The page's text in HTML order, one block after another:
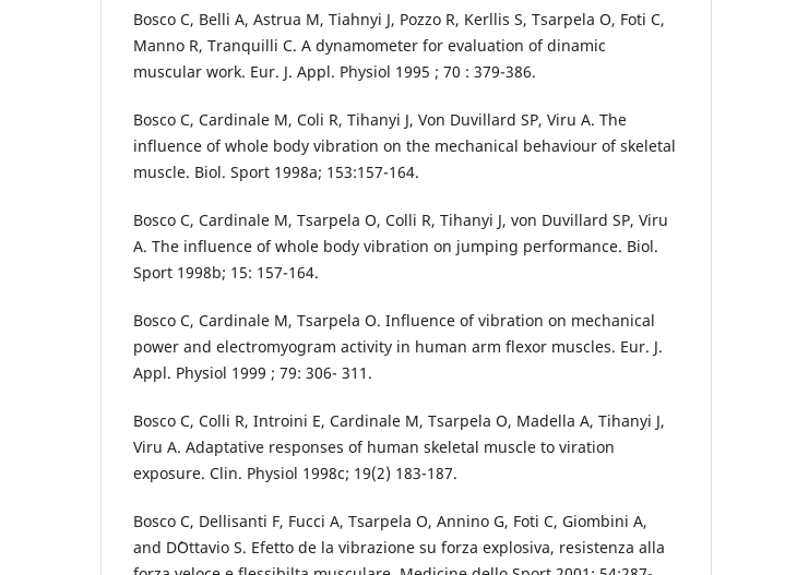
Bosco C, Belli A, Astrua M, Tiahnyi J, Pozzo R, Kerllis S, Tsarpela O, Foti C,
Manno R, Tranquilli C. A dynamometer for evaluation of dinamic
muscular work. Eur. J. Appl. Physiol 1995 ; 70 : 379-386.
Bosco C, Cardinale M, Coli R, Tihanyi J, Von Duvillard SP, Viru A. The
influence of whole body vibration on the mechanical behaviour of skeletal
muscle. Biol. Sport 1998a; 153:157-164.
Bosco C, Cardinale M, Tsarpela O, Colli R, Tihanyi J, von Duvillard SP, Viru
A. The influence of whole body vibration on jumping performance. Biol.
Sport 1998b; 15: 157-164.
Bosco C, Cardinale M, Tsarpela O. Influence of vibration on mechanical
power and electromyogram activity in human arm flexor muscles. Eur. J.
Appl. Physiol 1999 ; 79: 306- 311.
Bosco C, Colli R, Introini E, Cardinale M, Tsarpela O, Madella A, Tihanyi J,
Viru A. Adaptative responses of human skeletal muscle to viration
exposure. Clin. Physiol 1998c; 19(2) 183-187.
Bosco C, Dellisanti F, Fucci A, Tsarpela O, Annino G, Foti C, Giombini A,
and D´Ottavio S. Efetto de la vibrazione su forza explosiva, resistenza alla